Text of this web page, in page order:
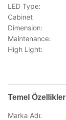
LED Type:
Cabinet
Dimension:
Maintenance:
High Light:
Temel Özellikler
Marka Adı: